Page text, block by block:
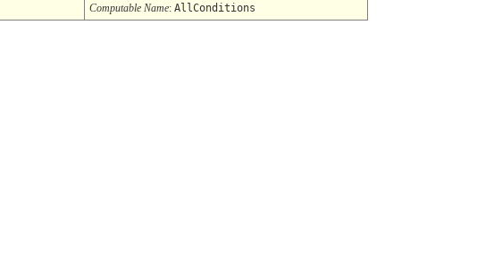
Computable Name: AllConditions